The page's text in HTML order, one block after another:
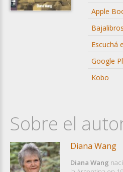
Apple
Bajalibros
Escuchá
Google
Kobo
Sobre el
Diana Wang
Diana Wang